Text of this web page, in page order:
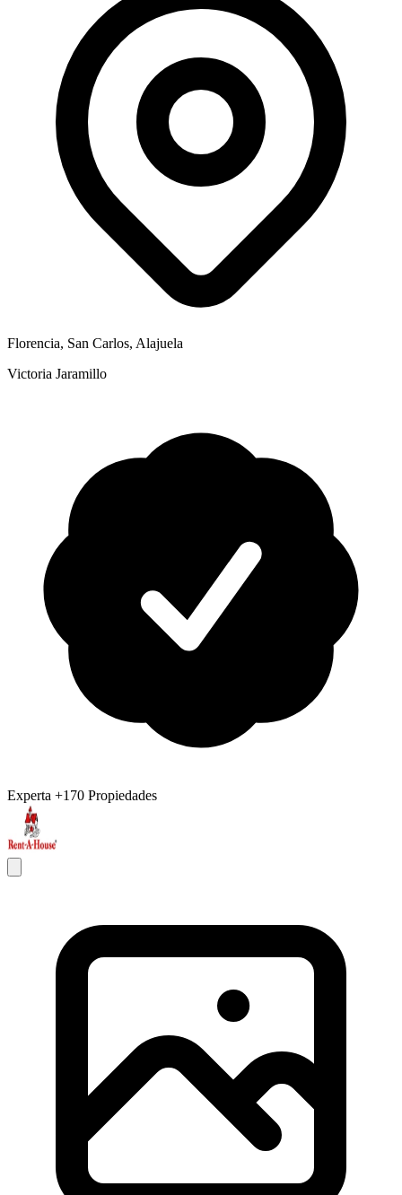
Florencia, San Carlos, Alajuela
Victoria Jaramillo
Experta +170 Propiedades